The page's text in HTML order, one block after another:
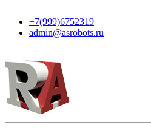
+7(999)6752319
admin@asrobots.ru